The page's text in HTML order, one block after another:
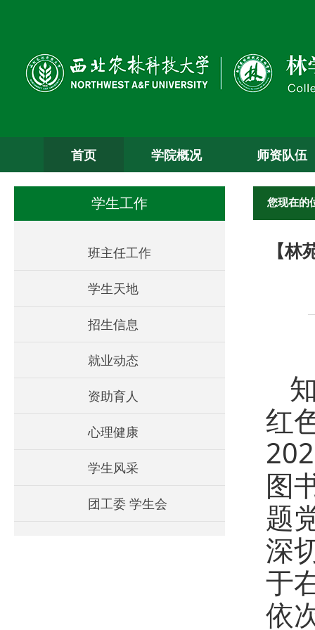
首页 学院概况 师资队伍
学生工作
班主任工作
学生天地
招生信息
就业动态
资助育人
心理健康
学生风采
团工委 学生会
您现在的
【林
红
图
题
深
于
依